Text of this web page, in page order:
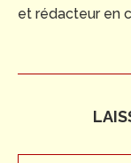
et rédacteur en